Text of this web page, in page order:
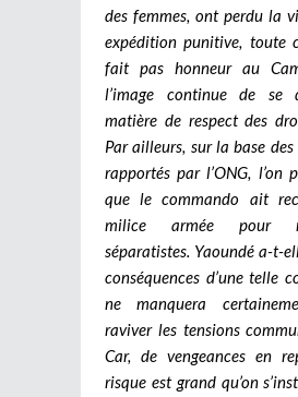
des femmes, ont perdu la
expédition punitive, toute
fait pas honneur au
l’image continue de se
matière de respect des
Par ailleurs, sur la base
rapportés par l’ONG, l’on
que le commando ait
milice armée pour
séparatistes. Yaoundé a-t-
conséquences d’une telle
ne manquera
raviver les tensions
Car, de vengeances en
risque est grand qu’on